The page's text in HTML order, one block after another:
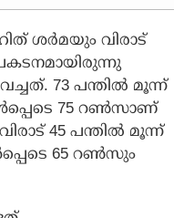
ശര്‍മയും വിരാട്
73 പന്തില്‍ മൂന്ന്
75 റണ്‍സാണ്
45 പന്തില്‍ മൂന്ന്
65 റണ്‍സും